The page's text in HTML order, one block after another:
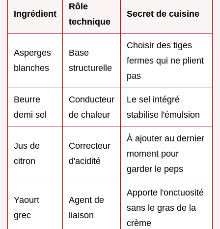
Ingrédient
Rôle
technique
Secret de cuisine
Asperges
blanches
Base
structurelle
Choisir des tiges
fermes qui ne plient
pas
Beurre
demi sel
Conducteur
de chaleur
Le sel intégré
stabilise l'émulsion
Jus de
citron
Correcteur
d'acidité
À ajouter au dernier
moment pour
garder le peps
Yaourt
grec
Agent de
liaison
Apporte l'onctuosité
sans le gras de la
crème